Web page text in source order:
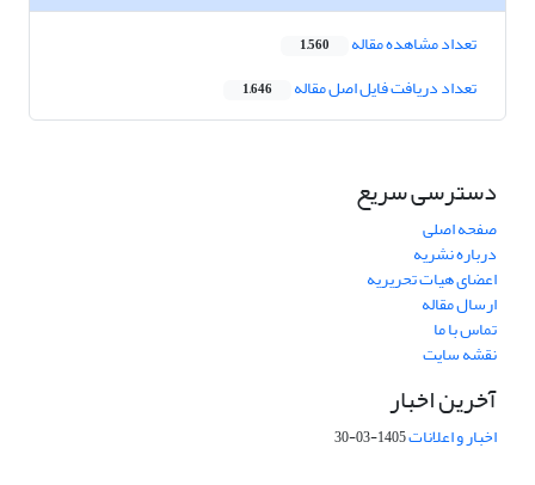
تعداد مشاهده مقاله 1,560
تعداد دریافت فایل اصل مقاله 1,646
دسترسی سریع
صفحه اصلی
درباره نشریه
اعضای هیات تحریریه
ارسال مقاله
تماس با ما
نقشه سایت
آخرین اخبار
اخبار و اعلانات1405-03-30